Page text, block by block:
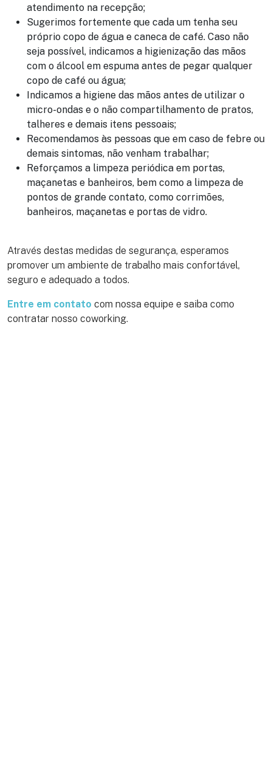
atendimento na recepção;
Sugerimos fortemente que cada um tenha seu
próprio copo de água e caneca de café. Caso não
seja possível, indicamos a higienização das mãos
com o álcool em espuma antes de pegar qualquer
copo de café ou água;
Indicamos a higiene das mãos antes de utilizar o
micro-ondas e o não compartilhamento de pratos,
talheres e demais itens pessoais;
Recomendamos às pessoas que em caso de febre ou
demais sintomas, não venham trabalhar;
Reforçamos a limpeza periódica em portas,
maçanetas e banheiros, bem como a limpeza de
pontos de grande contato, como corrimões,
banheiros, maçanetas e portas de vidro.
Através destas medidas de segurança, esperamos
promover um ambiente de trabalho mais confortável,
seguro e adequado a todos.
Entre em contato com nossa equipe e saiba como
contratar nosso coworking.